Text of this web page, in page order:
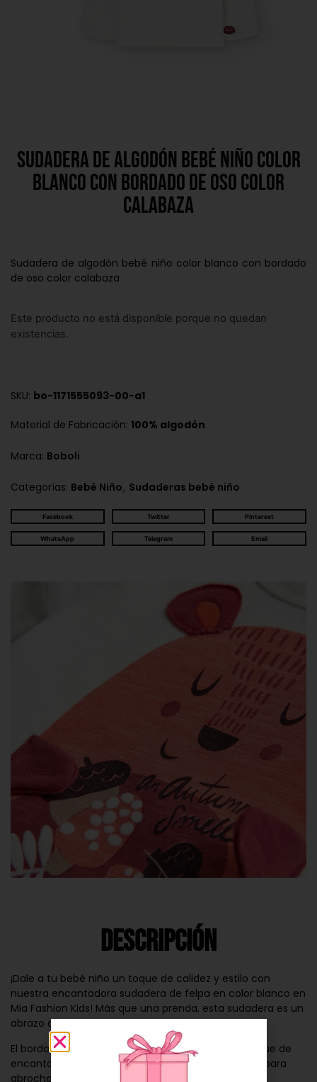
Sudadera de algodón bebé niño color
blanco con bordado de oso color
calabaza
Sudadera de algodón bebé niño color blanco con bordado
de oso color calabaza
Este producto no está disponible porque no quedan
existencias.
SKU: bo-1171555093-00-a1
Material de Fabricación: 100% algodón
Marca: Boboli
Categorías: Bebé Niño, Sudaderas bebé niño
Facebook Twitter Pinterest
WhatsApp Telegram Email
Descripción
¡Dale a tu bebé niño un toque de calidez y estilo con
nuestra encantadora sudadera de felpa en color blanco en
Mia Fashion Kids! Más que una prenda, esta sudadera es un
abrazo de comodidad y moda para tu pequeño.
El bordado de oso en color calabaza agrega un toque de
encanto y diversión a esta sudadera. Con botones para
abrochar, vestirlo será una tarea rápida y sencilla.